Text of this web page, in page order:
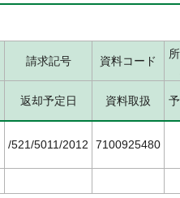
請求記号 資料コード
返却予定日 資料取扱
/521/5011/2012 7100925480